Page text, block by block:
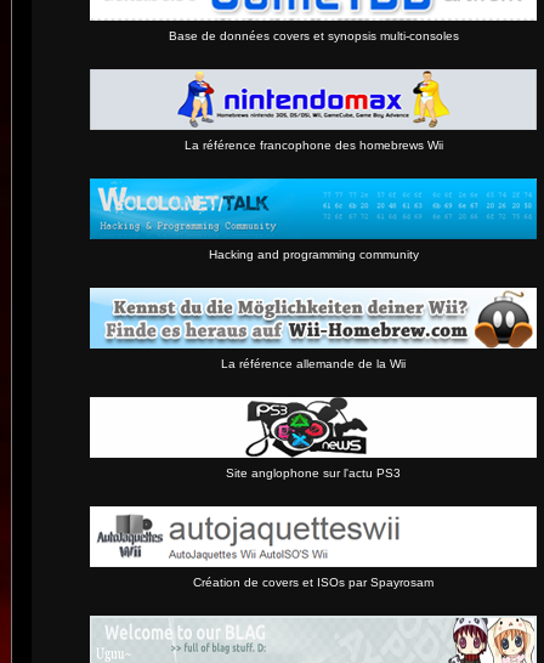
Base de données covers et synopsis multi-consoles
La référence francophone des homebrews Wii
Hacking and programming community
La référence allemande de la Wii
Site anglophone sur l'actu PS3
Création de covers et ISOs par Spayrosam